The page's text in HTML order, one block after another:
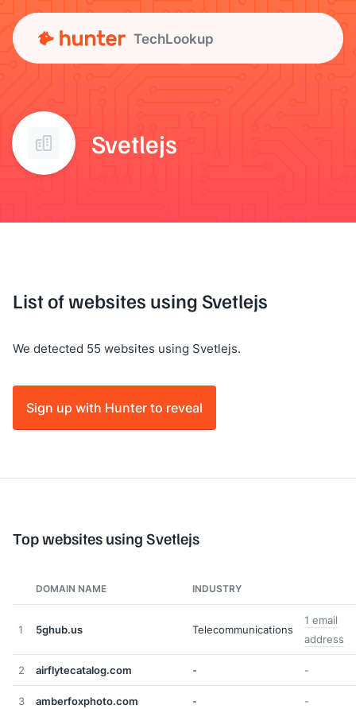
TechLookup
Svetlejs
List of websites using Svetlejs
We detected 55 websites using Svetlejs.
Sign up with Hunter to reveal
Top websites using Svetlejs
DOMAIN NAME INDUSTRY
1 5ghub.us Telecommunications
1 email
address
2 airflytecatalog.com - -
3 amberfoxphoto.com - -